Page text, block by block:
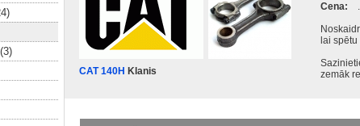
CAT 140H Klanis
Cena:
lai
zemāk